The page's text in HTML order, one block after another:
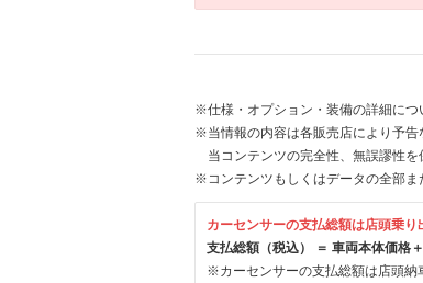
※仕様・オプション・装備の詳細につ
※当情報の内容は各販売店により予告
当コンテンツの完全性、無誤謬性
※コンテンツもしくはデータの全部ま
カーセンサーの支払総額は店頭乗り
支払総額（税込） ＝ 車両本体価格
※カーセンサーの支払総額は店頭納